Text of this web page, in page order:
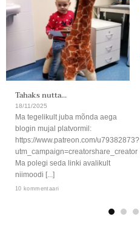
Tahaks nutta…
18/11/2025
Ma tegelikult juba mõnda aega
blogin mujal platvormil:
https://www.patreon.com/u79382873?
utm_campaign=creatorshare_creator
Ma polegi seda linki avalikult
niimoodi [...]
10 kommentaari